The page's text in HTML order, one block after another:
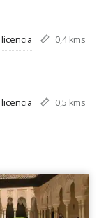
0,4 kms
0,5 kms